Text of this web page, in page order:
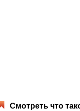
Смотреть что